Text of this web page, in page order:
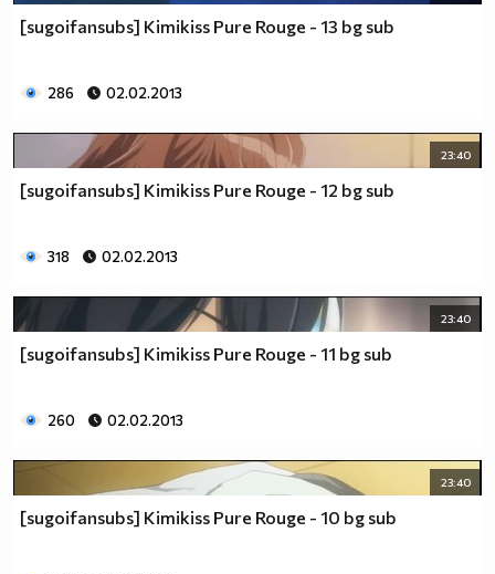
[sugoifansubs] Kimikiss Pure Rouge - 13 bg sub
286 02.02.2013
23:40
[sugoifansubs] Kimikiss Pure Rouge - 12 bg sub
318 02.02.2013
23:40
[sugoifansubs] Kimikiss Pure Rouge - 11 bg sub
260 02.02.2013
23:40
[sugoifansubs] Kimikiss Pure Rouge - 10 bg sub